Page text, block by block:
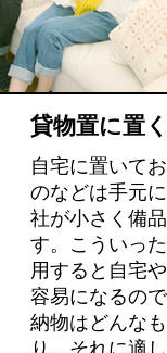
貸物置に置
自宅に置いて
のなどは手元
社が小さく備
す。こういっ
用すると自宅
容易になるの
納物はどんな
り、それに適